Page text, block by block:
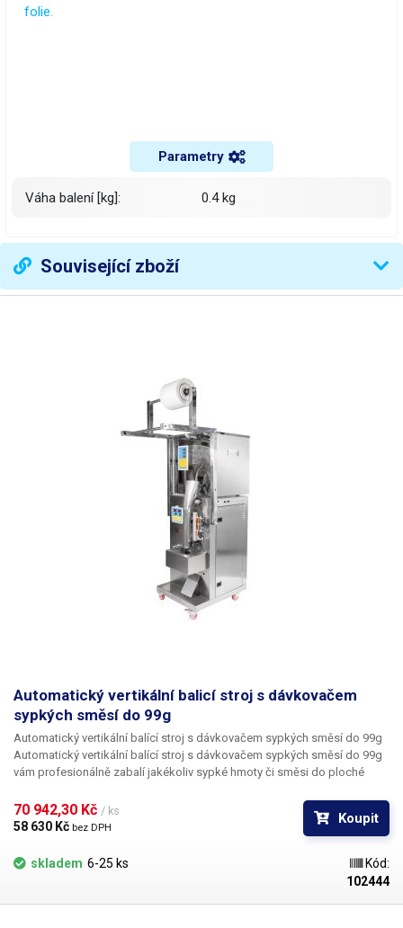
folie.
Parametry
Váha balení [kg]: 0.4 kg
Související zboží
Automatický vertikální balicí stroj s dávkovačem
sypkých směsí do 99g
Automatický vertikální balící stroj s dávkovačem sypkých směsí do 99g
Automatický vertikální balící stroj s dávkovačem sypkých směsí do 99g
vám profesionálně zabalí jakékoliv sypké hmoty či směsi do ploché
(hadice), který následně svaří podélně, čímž z obyčejné ploché fólie -
pásky o pevné šířce 185mm, vytvoří tunel, který svaří také příčně na
konci, aby vytvořil dno. Rukáv je soukán na dávkovací trubici, kterou
horní jednotka - dávkovač sypkých směsí dávkuje požadované množství
horní dávkovací jednotka impuls dolní baličce k zabalení. Posouvací
70 942,30 Kč / ks
58 630 Kč bez DPH
Koupit
skladem 6-25 ks
Kód:
102444